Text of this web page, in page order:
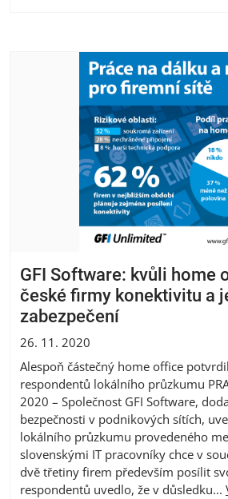
GFI Software: kvůli home
české firmy konektivitu a
zabezpečení
26. 11. 2020
Alespoň částečný home office
respondentů lokálního průzkumu
2020 – Společnost GFI Software,
bezpečnosti v podnikových sítích,
lokálního průzkumu provedeného
slovenskými IT pracovníky chce v
dvě třetiny firem především posílit
respondentů uvedlo, že v důsledku...